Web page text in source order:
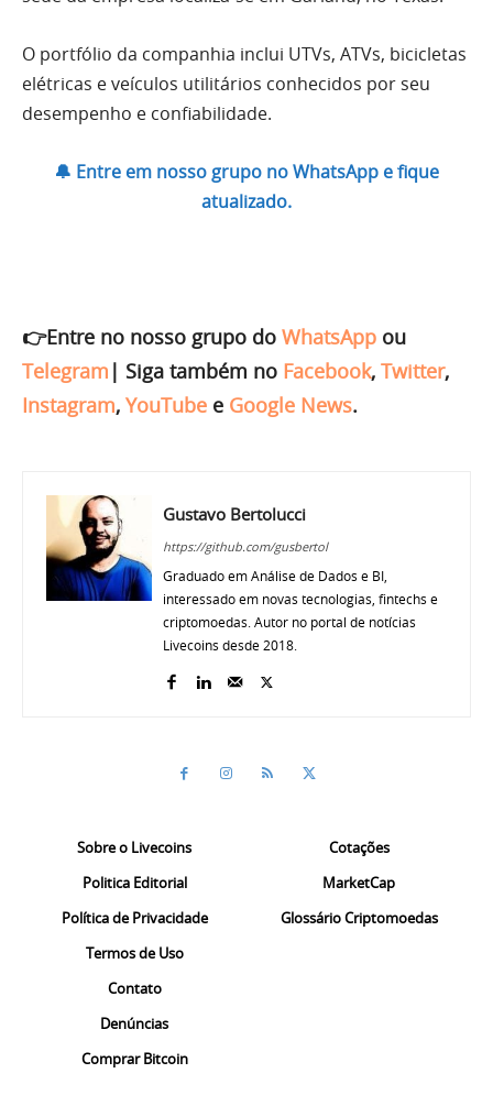
O portfólio da companhia inclui UTVs, ATVs, bicicletas
elétricas e veículos utilitários conhecidos por seu
desempenho e confiabilidade.
🔔 Entre em nosso grupo no WhatsApp e fique
atualizado.
👉Entre no nosso grupo do WhatsApp ou
Telegram | Siga também no Facebook, Twitter,
Instagram, YouTube e Google News.
Gustavo Bertolucci
https://github.com/gusbertol
Graduado em Análise de Dados e BI,
interessado em novas tecnologias, fintechs e
criptomoedas. Autor no portal de notícias
Livecoins desde 2018.
Sobre o Livecoins
Politica Editorial
Política de Privacidade
Termos de Uso
Contato
Denúncias
Comprar Bitcoin
Cotações
MarketCap
Glossário Criptomoedas